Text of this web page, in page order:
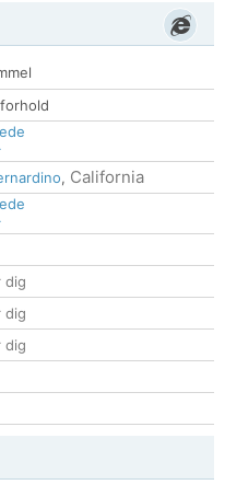
, California
dig
dig
dig